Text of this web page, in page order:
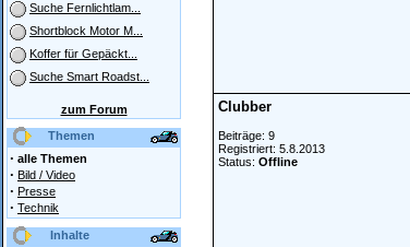
Suche Fernlichtlam...
Shortblock Motor M...
Koffer für Gepäckt...
Suche Smart Roadst...
zum Forum
Themen
· alle Themen
· Bild / Video
· Presse
· Technik
Inhalte
Clubber
Beiträge: 9
Registriert: 5.8.2013
Status: Offline